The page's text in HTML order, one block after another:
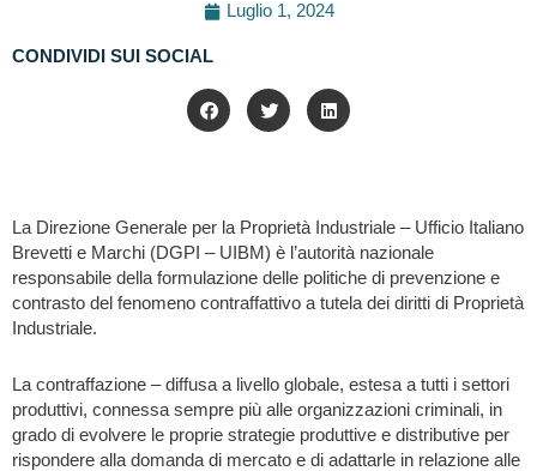
Luglio 1, 2024
CONDIVIDI SUI SOCIAL
La Direzione Generale per la Proprietà Industriale – Ufficio Italiano
Brevetti e Marchi (DGPI – UIBM) è l’autorità nazionale
responsabile della formulazione delle politiche di prevenzione e
contrasto del fenomeno contraffattivo a tutela dei diritti di Proprietà
Industriale.
La contraffazione – diffusa a livello globale, estesa a tutti i settori
produttivi, connessa sempre più alle organizzazioni criminali, in
grado di evolvere le proprie strategie produttive e distributive per
rispondere alla domanda di mercato e di adattarle in relazione alle